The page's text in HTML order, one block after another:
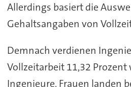
Allerdings basiert die
Gehaltsangaben von
Demnach verdienen
Vollzeitarbeit 11,32 Prozent
Ingenieure. Frauen landen